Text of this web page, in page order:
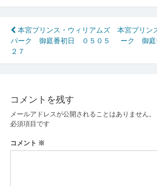
投
稿
ナ
ゲ
ー
シ
ョ
本宮プリンス・ウィリアムズ
パーク 御庭番初日 ０５０５
２７
本宮プリン
ーク 御庭
コメントを残す
メールアドレスが公開されることはありません。
必須項目です
コメント ※